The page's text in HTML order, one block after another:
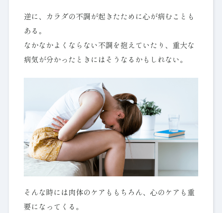
逆に、カラダの不調が起きたために心が病むことも
ある。
なかなかよくならない不調を抱えていたり、重大な
病気が分かったときにはそうなるかもしれない。
そんな時には肉体のケアももちろん、心のケアも重
要になってくる。